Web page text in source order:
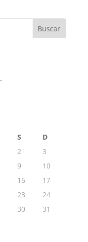
S
D
2
3
9
10
16
17
23
24
30
31